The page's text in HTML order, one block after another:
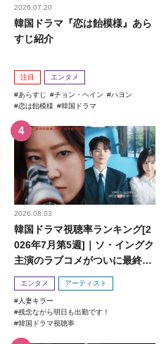
2026.07.20
韓国ドラマ『恋は飴模様』あら
すじ紹介
注目 エンタメ
あらすじ チョン・ヘイン
ハヨン
恋は飴模様
韓国ドラマ
2026.08.03
韓国ドラマ視聴率ランキング[2
026年7月第5週]｜ソ・イングク
主演のラブコメがついに最終
回！
エンタメ アーティスト
人妻キラー
残念ながら明日も出勤です！
韓国ドラマ視聴率